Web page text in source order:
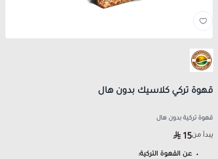
قهوة تركي كلاسيك بدون هال
قهوة تركية بدون هال
يبدأ من15
عن القهوة التركية: